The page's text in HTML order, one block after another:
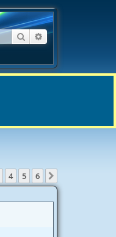
BuscarBúsqueda
4 5 6